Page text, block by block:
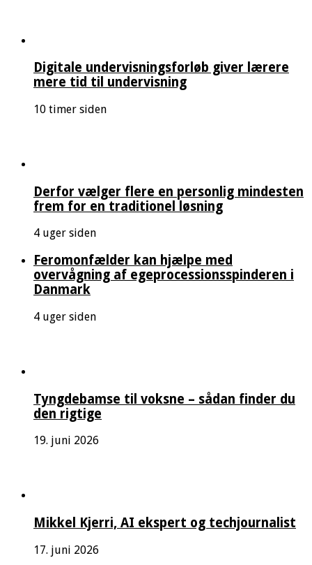
Digitale undervisningsforløb giver lærere
mere tid til undervisning
10 timer siden
Derfor vælger flere en personlig mindesten
frem for en traditionel løsning
4 uger siden
Feromonfælder kan hjælpe med
overvågning af egeprocessionsspinderen i
Danmark
4 uger siden
Tyngdebamse til voksne – sådan finder du
den rigtige
19. juni 2026
Mikkel Kjerri, AI ekspert og techjournalist
17. juni 2026